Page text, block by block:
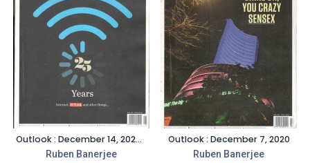
Outlook : December 14, 2020 (Anniversary Special)
Ruben Banerjee
Outlook : December 7, 2020
Ruben Banerjee